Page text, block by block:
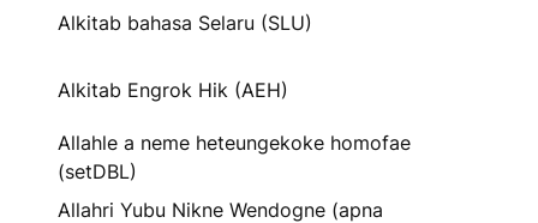
Alkitab bahasa Selaru (SLU)
Alkitab Engrok Hik (AEH)
Allahle a neme heteungekoke homofae
(setDBL)
Allahri Yubu Nikne Wendogne (apna